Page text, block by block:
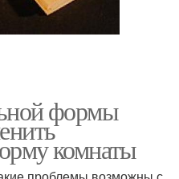
формы
комнаты